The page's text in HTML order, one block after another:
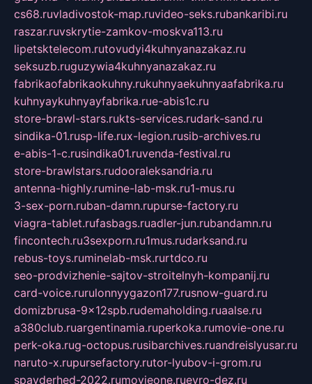
cs68.ruvladivostok-map.ruvideo-seks.rubankaribi.ru
raszar.ruvskrytie-zamkov-moskva113.ru
lipetsktelecom.rutovudyi4kuhnyanazakaz.ru
seksuzb.ruguzywia4kuhnyanazakaz.ru
fabrikaofabrikaokuhny.rukuhnyaekuhnyaafabrika.ru
kuhnyaykuhnyayfabrika.rue-abis1c.ru
store-brawl-stars.rukts-services.rudark-sand.ru
sindika-01.rusp-life.rux-legion.rusib-archives.ru
e-abis-1-c.rusindika01.ruvenda-festival.ru
store-brawlstars.rudooraleksandria.ru
antenna-highly.rumine-lab-msk.ru1-mus.ru
3-sex-porn.ruban-damn.rupurse-factory.ru
viagra-tablet.rufasbags.ruadler-jun.rubandamn.ru
fincontech.ru3sexporn.ru1mus.rudarksand.ru
rebus-toys.ruminelab-msk.rurtdco.ru
seo-prodvizhenie-sajtov-stroitelnyh-kompanij.ru
card-voice.rurulonnyygazon177.rusnow-guard.ru
domizbrusa-9x12spb.rudemaholding.ruaalse.ru
a380club.ruargentinamia.ruperkoka.rumovie-one.ru
perk-oka.rug-octopus.rusibarchives.ruandreislyusar.ru
naruto-x.rupursefactory.rutor-lyubov-i-grom.ru
spayderhed-2022.rumovieone.ruevro-dez.ru